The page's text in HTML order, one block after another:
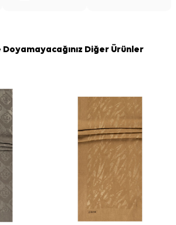
Diğer Ürünler